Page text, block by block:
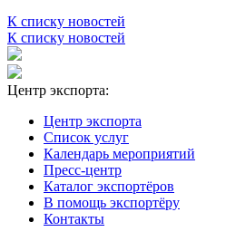
К списку новостей
К списку новостей
Центр экспорта:
Центр экспорта
Список услуг
Календарь мероприятий
Пресс-центр
Каталог экспортёров
В помощь экспортёру
Контакты